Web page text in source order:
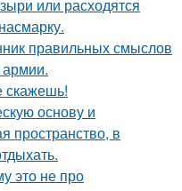
или расходятся
правильных смыслов
армии.
скажешь!
основу и
пространство, в
это не про